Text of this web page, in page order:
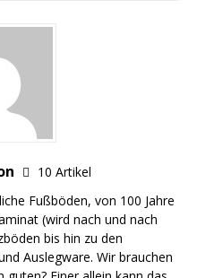
10 Artikel
Fußböden, von 100 Jahre
(wird nach und nach
bis hin zu den
Auslegware. Wir brauchen